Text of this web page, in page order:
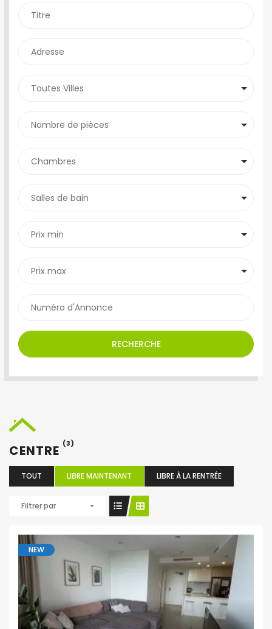
RECHERCHE
CENTRE (3)
TOUT LIBRE MAINTENANT LIBRE À LA RENTRÉE
Filtrer par
NEW